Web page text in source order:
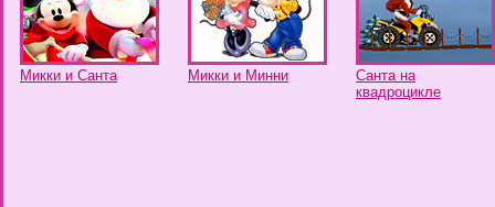
Микки и Санта Микки и Минни
Санта на
квадроцикле